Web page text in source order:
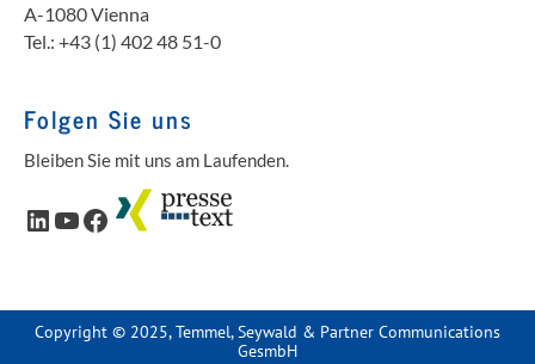
A-1080 Vienna
Tel.: +43 (1) 402 48 51-0
Folgen Sie uns
Bleiben Sie mit uns am Laufenden.
LinkedIn
YouTube
Facebook
Copyright © 2025, Temmel, Seywald & Partner Communications
GesmbH